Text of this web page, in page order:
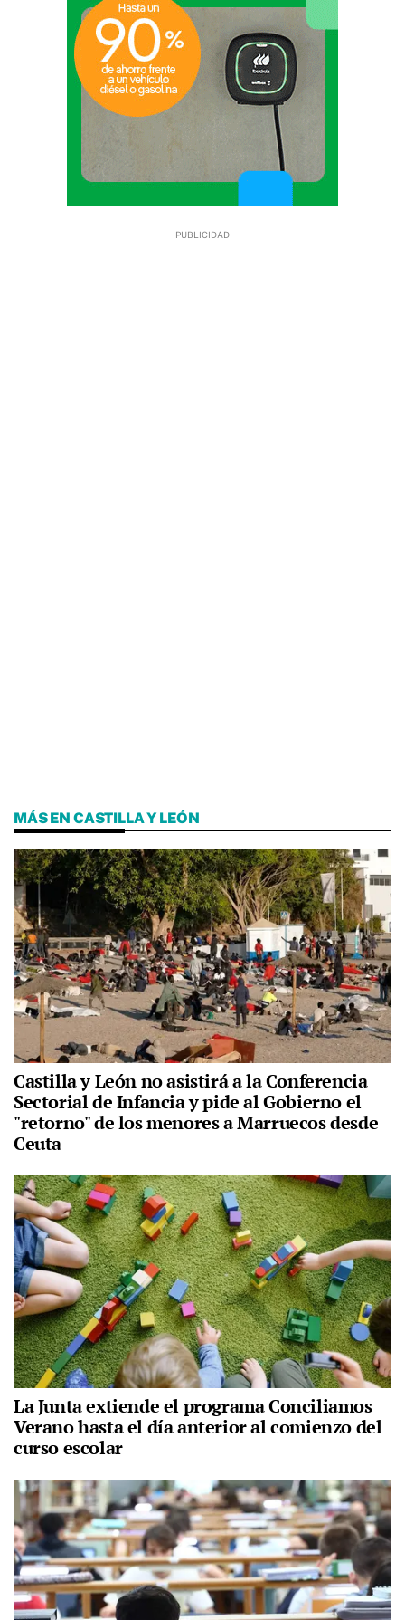
MÁS EN CASTILLA Y LEÓN
Castilla y León no asistirá a la Conferencia
Sectorial de Infancia y pide al Gobierno el
"retorno" de los menores a Marruecos desde
Ceuta
La Junta extiende el programa Conciliamos
Verano hasta el día anterior al comienzo del
curso escolar